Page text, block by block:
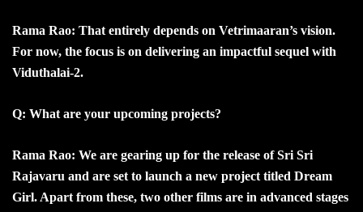
Rama Rao: That entirely depends on Vetrimaaran’s vision.
For now, the focus is on delivering an impactful sequel with
Viduthalai-2.
Q: What are your upcoming projects?
Rama Rao: We are gearing up for the release of Sri Sri
Rajavaru and are set to launch a new project titled Dream
Girl. Apart from these, two other films are in advanced stages